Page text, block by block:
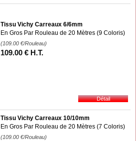
Tissu Vichy Carreaux 6/6mm
En Gros Par Rouleau de 20 Mètres (9 Coloris)
(109.00 €/Rouleau)
109.00 € H.T.
Tissu Vichy Carreaux 10/10mm
En Gros Par Rouleau de 20 Mètres (7 Coloris)
(109.00 €/Rouleau)